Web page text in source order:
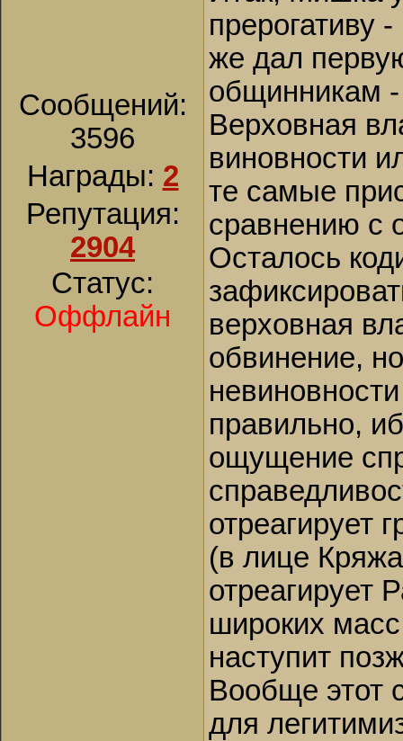
Сообщений:
3596
Награды: 2
Репутация:
2904
Статус:
Оффлайн
прерогативу
же дал
общинникам -
Верховная
виновности
те самые
сравнению с
Осталось
верховная
обвинение,
правильно,
ощущение
отреагирует
(в лице
отреагирует
широких
наступит
Вообще этот
для